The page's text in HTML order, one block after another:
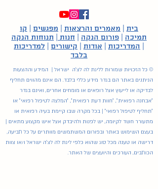
בית מאמרים והרצאות מפגשים
קו
תמיכה
פורום הנקה חנות
תנוחות הנקה
המדריכות אודות קישורים
למדריכות
בלבד
© כל הזכויות שמורות לליגת לה לצ'ה ישראל | המידע וההצעות
הניתנים באתר הם בגדר מידע כללי בלבד. הם אינם מהווים תחליף
לבדיקה או לייעוץ אצל רופאים או מומחים אחרים, ואינם בגדר
"אבחנה רפואית", "חוות דעת רפואית", "המלצה לטיפול רפואי" או
"תחליף לטיפול רפואי" | בכל מקרה שבו קיימת בעיה רפואית או
מתעורר חשד לקיומה, יש לפנות ולהיבדק אצל איש מקצוע מתאים |
בעצם השימוש באתר ובפורום המשתמשים מוותרים על כל תביעה,
דרישה או טענה מכל סוג שהוא כלפי ליגת לה לצ'ה ישראל ו/או צוות
הכותבים, העורכים והיועצים של האתר.